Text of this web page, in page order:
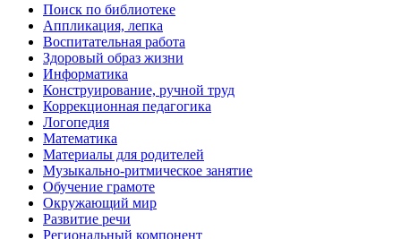
Поиск по библиотеке
Аппликация, лепка
Воспитательная работа
Здоровый образ жизни
Информатика
Конструирование, ручной труд
Коррекционная педагогика
Логопедия
Математика
Материалы для родителей
Музыкально-ритмическое занятие
Обучение грамоте
Окружающий мир
Развитие речи
Региональный компонент